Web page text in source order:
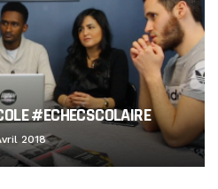
#ECHECSCOLAIRE
2018